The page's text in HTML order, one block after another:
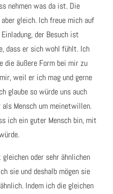
nehmen was da ist. Die
gleich. Ich freue mich auf
der Besuch ist
dass er sich wohl fühlt. Ich
die äußere Form bei mir zu
weil er ich mag und gerne
glaube so würde uns auch
Mensch um meinetwillen.
ich ein guter Mensch bin, mit
oder sehr ähnlichen
sie und deshalb mögen sie
Indem ich die gleichen